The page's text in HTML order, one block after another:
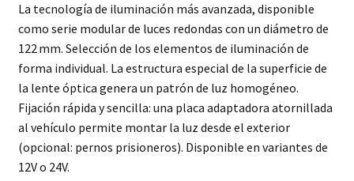
La tecnología de iluminación más avanzada, disponible
como serie modular de luces redondas con un diámetro de
122 mm. Selección de los elementos de iluminación de
forma individual. La estructura especial de la superficie de
la lente óptica genera un patrón de luz homogéneo.
Fijación rápida y sencilla: una placa adaptadora atornillada
al vehículo permite montar la luz desde el exterior
(opcional: pernos prisioneros). Disponible en variantes de
12V o 24V.